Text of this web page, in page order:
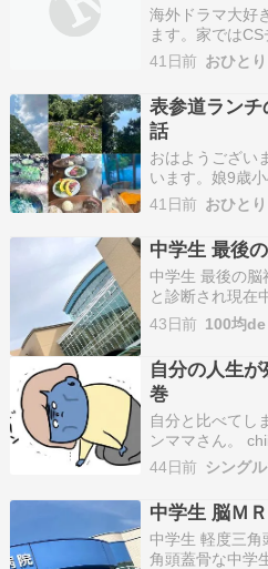
海外ドラマ大好
ます。家では
サービス（
近まではHulu、
で、いまハマっ
クス）です。オ
ます…
41日前 おひと
表参道ラン
話
おはようござい
います。娘9歳
回の会社への出
都内を通り過ぎ
ってます、、な
パ地下でおもた
で用事がすみ…
41日前 おひと
中学生 最後
中学生 最後の
と診断され現在
神経外科レポで
学生 軽度三角
蓋な中学生娘、
期中学生】脳の
学…
43日前 100均
自分の人生
巻
自分と比べてし
ンママさん。
地なので、彼氏
す。最近は平日
た。 自分とは
は死ぬだけと思
44日前
中学生 脳Ｍ
中学生 軽度三
角頭蓋骨な中学